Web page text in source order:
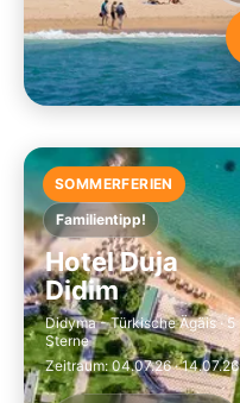
SOMMERFERIEN
Familientipp!
Hotel Duja
Didim
Didyma - Türkische Ägäis · 5
Sterne
Zeitraum: 04.07.26 · 14.07.26